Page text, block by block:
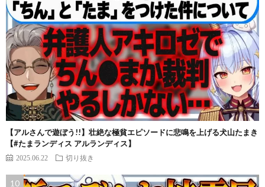
【アルさんで遊ぼう!!】壮絶な極貧エピソードに悲鳴を上げる犬山たまき
【#たまランディス アルランディス】
2025.06.22 切り抜き